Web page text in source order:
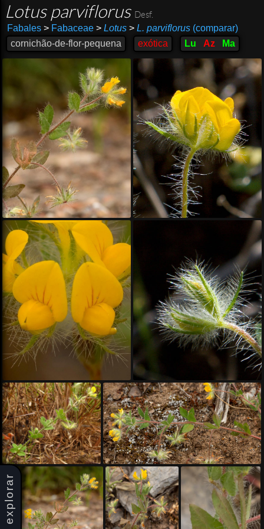
explorar
Lotus parviflorus Desf.
Fabales >Fabaceae > Lotus > L. parviflorus(comparar)
cornichão-de-flor-pequena
exótica Lu Az Ma